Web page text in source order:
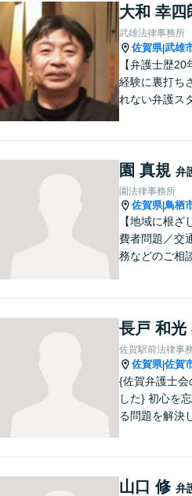
たします。ま
お悩みを話し
を心がけてお
大和 幸四
武雄法律事務所
佐賀県|武雄
【弁護士歴
経験に裏打ち
れない弁護ス
法書士などと
トップで解決
弁護士と協力
員。
園 真規 弁
園法律事務所
佐賀県|鳥栖
【地域に根ざ
費者問題／交
務などのご相
けしておりま
軽にお問い合
長戸 和光
佐賀駅前法律事
佐賀県|佐賀
{佐賀弁護士会
した} 初心を
る問題を解決
山口 修 弁